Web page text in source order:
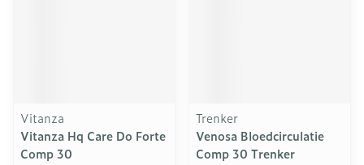
Vitanza
Vitanza Hq Care Do Forte
Comp 30
Trenker
Venosa Bloedcirculatie
Comp 30 Trenker